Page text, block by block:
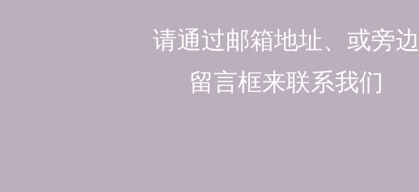
请通过邮箱地址、或旁边
留言框来联系我们